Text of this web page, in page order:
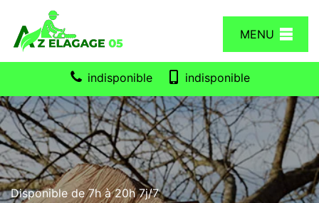
MENU
indisponible indisponible
Disponible de 7h à 20h 7j/7